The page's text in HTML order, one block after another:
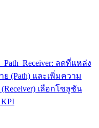
ลดที่แหล่ง
ย (Path) และเพิ่มความ
เลือกโซลูชัน